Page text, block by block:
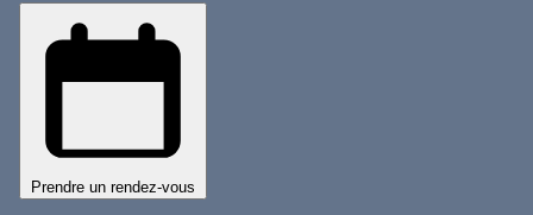
Prendre un rendez-vous